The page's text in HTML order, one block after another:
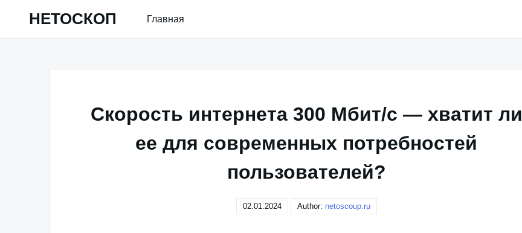
НЕТОСКОП Главная
Скорость интернета 300 Мбит/с — хватит ли
ее для современных потребностей
пользователей?
02.01.2024 Author: netoscoup.ru